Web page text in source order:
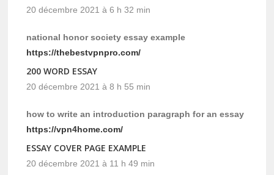
20 décembre 2021 à 6 h 32 min
national honor society essay example
https://thebestvpnpro.com/
200 WORD ESSAY
20 décembre 2021 à 8 h 55 min
how to write an introduction paragraph for an essay
https://vpn4home.com/
ESSAY COVER PAGE EXAMPLE
20 décembre 2021 à 11 h 49 min